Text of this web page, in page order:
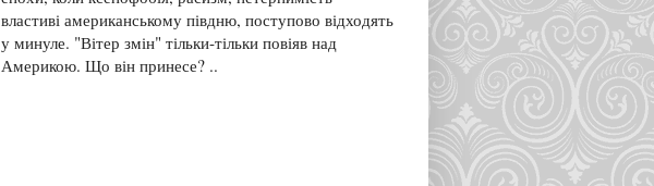
властиві американському півдню, поступово відходять
у минуле. "Вітер змін" тільки-тільки повіяв над
Америкою. Що він принесе? ..